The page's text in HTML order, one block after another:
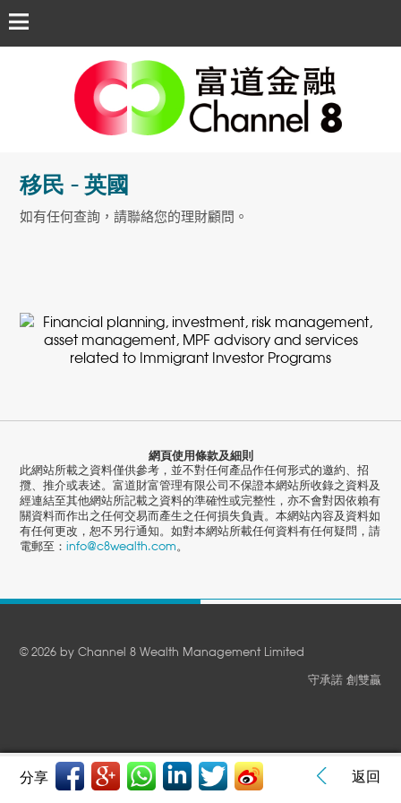
分享 返回
移民 - 英國
如有任何查詢，請聯絡您的理財顧問。
網頁使用條款及細則
此網站所載之資料僅供參考，並不對任何產品作任何形式的邀約、招
攬、推介或表述。富道財富管理有限公司不保證本網站所收錄之資料及
經連結至其他網站所記載之資料的準確性或完整性，亦不會對因依賴有
關資料而作出之任何交易而產生之任何損失負責。本網站內容及資料如
有任何更改，恕不另行通知。如對本網站所載任何資料有任何疑問，請
電郵至：info@c8wealth.com。
© 2026 by Channel 8 Wealth Management Limited
守承諾 創雙贏